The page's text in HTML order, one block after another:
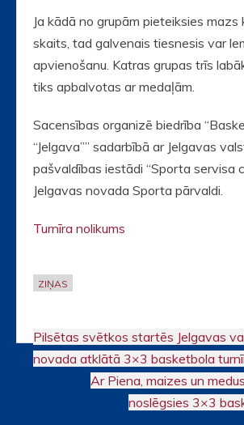
Ja kādā no grupām pieteiksies mazs
skaits, tad galvenais tiesnesis var
apvienošanu. Katras grupas trīs
tiks apbalvotas ar medaļām.
Sacensības organizē biedrība
“Jelgava”” sadarbībā ar Jelgavas
pašvaldības iestādi “Sporta servisa
Jelgavas novada Sporta pārvaldi.
Turnīra nolikums
ZIŅAS
Post
navigation
Pilsētas svētkos startēs Jelgavas
novada atklātā 3×3 basketbola
Ar Piena, maizes un
noslēgsies 3×3